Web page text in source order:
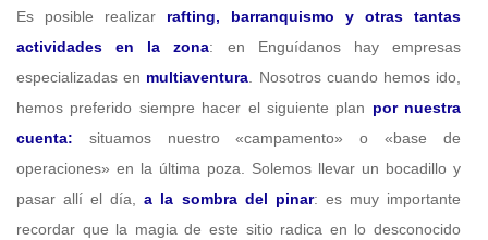
Es posible realizar rafting, barranquismo y otras tantas
actividades en la zona: en Enguídanos hay empresas
especializadas en multiaventura. Nosotros cuando hemos ido,
hemos preferido siempre hacer el siguiente plan por nuestra
cuenta: situamos nuestro «campamento» o «base de
operaciones» en la última poza. Solemos llevar un bocadillo y
pasar allí el día, a la sombra del pinar: es muy importante
recordar que la magia de este sitio radica en lo desconocido